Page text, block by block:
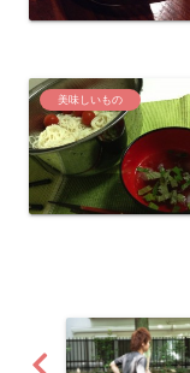
美味しいもの